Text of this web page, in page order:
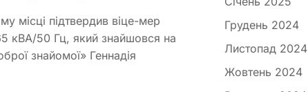
місці підтвердив віце-мер
кВА/50 Гц, який знайшовся на
знайомої» Геннадія
Грудень 2024
Листопад 2024
Жовтень 2024